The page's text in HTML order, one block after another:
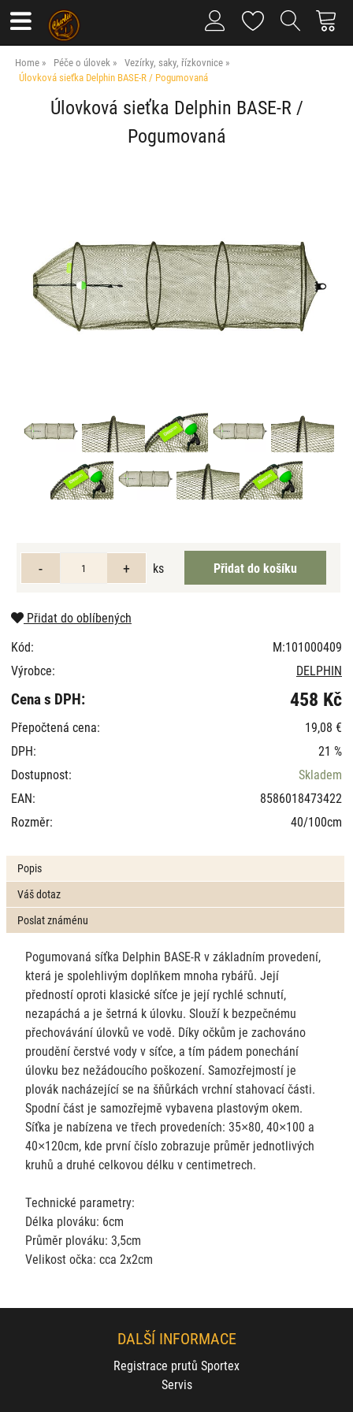
Home Péče o úlovek
Vezírky, saky, řízkovnice
Úlovková sieťka Delphin BASE-R / Pogumovaná
Úlovková sieťka Delphin BASE-R /
Pogumovaná
ks
Přidat do oblíbených
Kód:
M:101000409
Výrobce:
DELPHIN
Cena s DPH: 458 Kč
Přepočtená cena:
19,08 €
DPH:
21 %
Dostupnost:
Skladem
EAN:
8586018473422
Rozměr:
40/100cm
Popis
Váš dotaz
Poslat známénu
Pogumovaná síťka Delphin BASE-R v základním provedení,
která je spolehlivým doplňkem mnoha rybářů. Její
předností oproti klasické síťce je její rychlé schnutí,
nezapáchá a je šetrná k úlovku. Slouží k bezpečnému
přechovávání úlovků ve vodě. Díky očkům je zachováno
proudění čerstvé vody v síťce, a tím pádem ponechání
úlovku bez nežádoucího poškození. Samozřejmostí je
plovák nacházející se na šňůrkách vrchní stahovací části.
Spodní část je samozřejmě vybavena plastovým okem.
Síťka je nabízena ve třech provedeních: 35×80, 40×100 a
40×120cm, kde první číslo zobrazuje průměr jednotlivých
kruhů a druhé celkovou délku v centimetrech.
Technické parametry:
Délka plováku: 6cm
Průměr plováku: 3,5cm
Velikost očka: cca 2x2cm
DALŠÍ INFORMACE
Registrace prutů Sportex
Servis